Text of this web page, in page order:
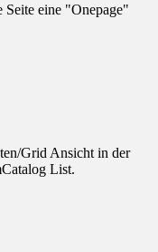
Seite eine "Onepage"
Grid Ansicht in der
List.